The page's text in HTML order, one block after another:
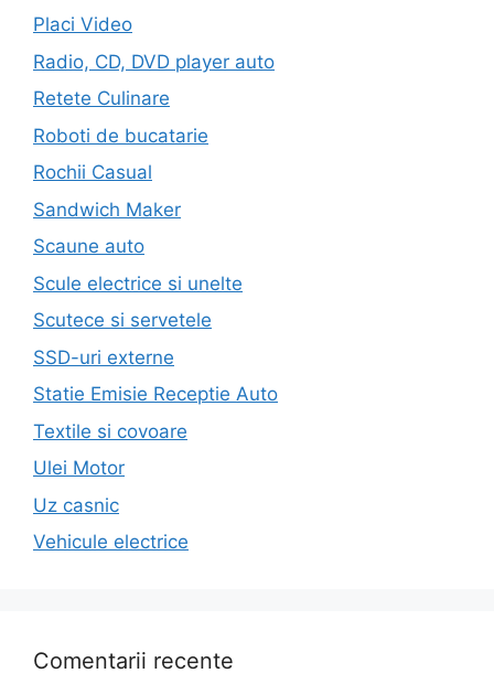
Placi Video
Radio, CD, DVD player auto
Retete Culinare
Roboti de bucatarie
Rochii Casual
Sandwich Maker
Scaune auto
Scule electrice si unelte
Scutece si servetele
SSD-uri externe
Statie Emisie Receptie Auto
Textile si covoare
Ulei Motor
Uz casnic
Vehicule electrice
Comentarii recente